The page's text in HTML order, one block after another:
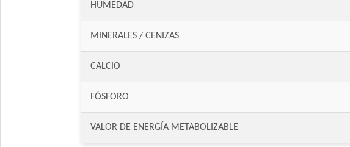
HUMEDAD
MINERALES / CENIZAS
CALCIO
FÓSFORO
VALOR DE ENERGÍA METABOLIZABLE